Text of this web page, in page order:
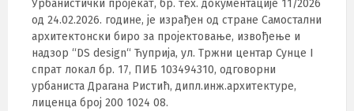
Урбанистички пројекат, бр. тех. документације 11/2026
од 24.02.2026. године, је израђен од стране Самостални
архитектонски биро за пројектовање, извођење и
надзор “DS design“ Ћуприја, ул. Тржни центар Сунце I
спрат локал бр. 17, ПИБ 103494310, одговорни
урбаниста Драгана Ристић, дипл.инж.архитектуре,
лиценца број 200 1024 08.